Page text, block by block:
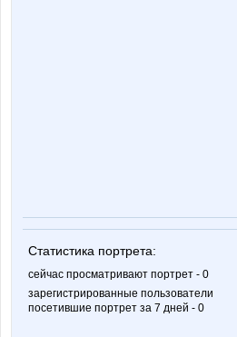
Статистика портрета:
сейчас просматривают портрет - 0
зарегистрированные пользователи
посетившие портрет за 7 дней - 0